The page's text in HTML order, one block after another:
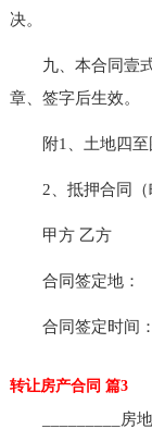
决。
九、本合同壹式
章、签字后生效。
附1、土地四至
2、抵押合同（
甲方 乙方
合同签定地：
合同签定时间：
转让房产合同 篇3
_________房地